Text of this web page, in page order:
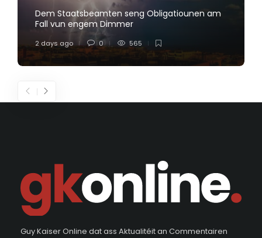
Dem Staatsbeamten seng Obligatiounen am
Fall vun engem Dimmer
2 days ago 0 565
Guy Kaiser Online dat ass Aktualitéit an Commentairen